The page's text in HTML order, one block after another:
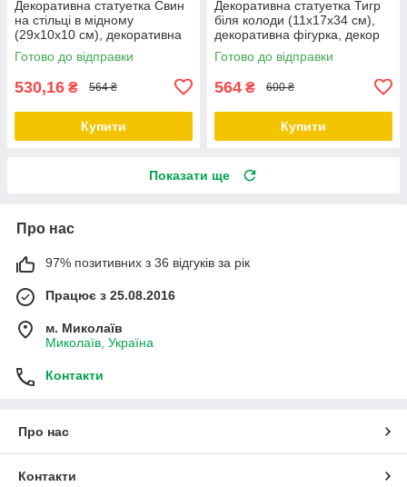
Декоративна статуетка Свин
на стільці в мідному
(29х10х10 см), декоративна
фігурка, декор для дому,
офісу, кафе
Готово до відправки
530,16 ₴ 564 ₴
Купити
Декоративна статуетка Тигр
біля колоди (11х17х34 см),
декоративна фігурка, декор
для дому, офісу, кафе
Готово до відправки
564 ₴ 600 ₴
Купити
Показати ще
Про нас
97% позитивних з 36 відгуків за рік
Працює з 25.08.2016
м. Миколаїв
Миколаїв, Україна
Контакти
Про нас
Контакти